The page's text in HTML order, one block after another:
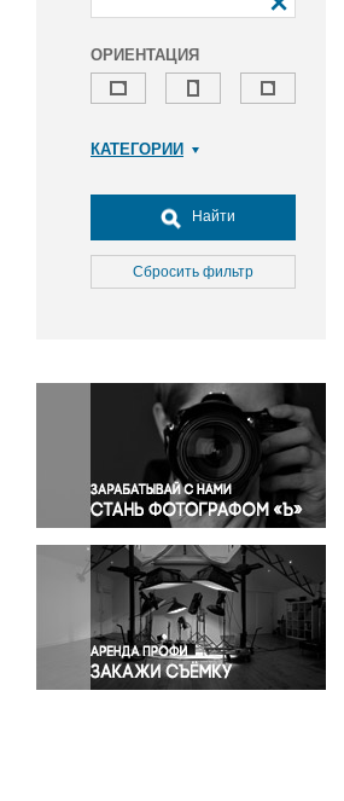
ОРИЕНТАЦИЯ
КАТЕГОРИИ
Досуг, туризм и отдых
Культура
Медицина
Окружающая среда
Политика
Правосудие
Происшествия и конфликты
Религия
Светская жизнь
Спорт
Экология
Экономика и бизнес
Найти
Сбросить фильтр